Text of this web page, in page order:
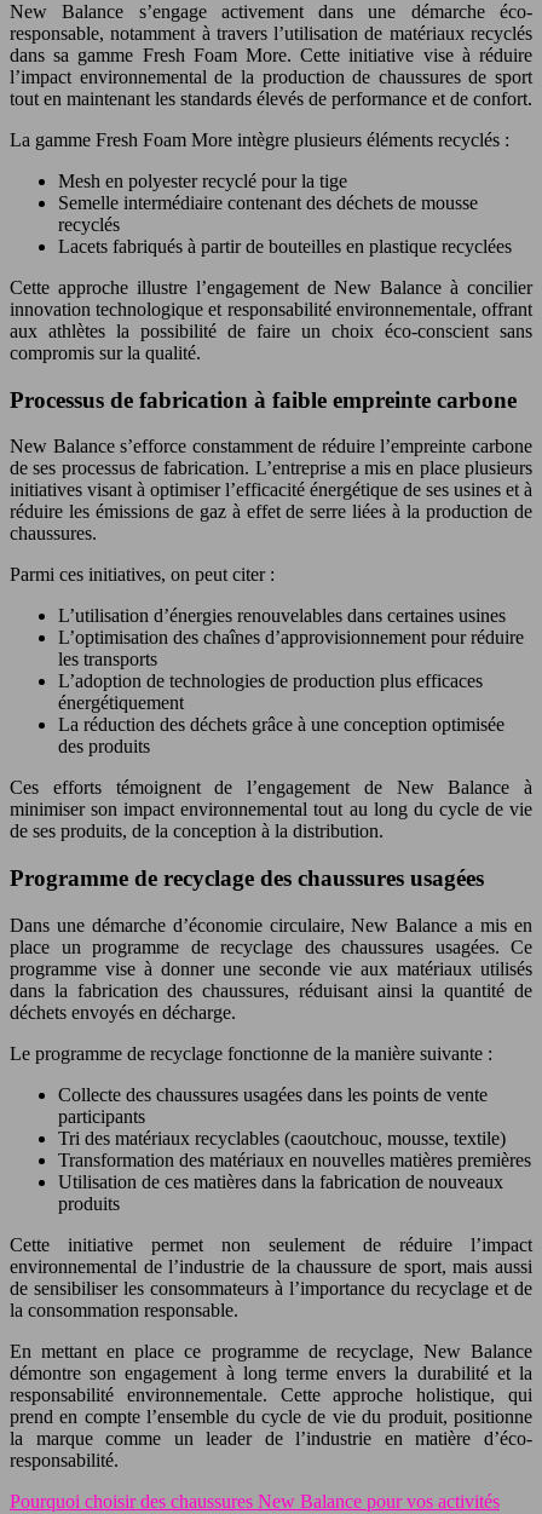
New Balance s’engage activement dans une démarche éco-
responsable, notamment à travers l’utilisation de matériaux recyclés
dans sa gamme Fresh Foam More. Cette initiative vise à réduire
l’impact environnemental de la production de chaussures de sport
tout en maintenant les standards élevés de performance et de confort.
La gamme Fresh Foam More intègre plusieurs éléments recyclés :
Mesh en polyester recyclé pour la tige
Semelle intermédiaire contenant des déchets de mousse
recyclés
Lacets fabriqués à partir de bouteilles en plastique recyclées
Cette approche illustre l’engagement de New Balance à concilier
innovation technologique et responsabilité environnementale, offrant
aux athlètes la possibilité de faire un choix éco-conscient sans
compromis sur la qualité.
Processus de fabrication à faible empreinte carbone
New Balance s’efforce constamment de réduire l’empreinte carbone
de ses processus de fabrication. L’entreprise a mis en place plusieurs
initiatives visant à optimiser l’efficacité énergétique de ses usines et à
réduire les émissions de gaz à effet de serre liées à la production de
chaussures.
Parmi ces initiatives, on peut citer :
L’utilisation d’énergies renouvelables dans certaines usines
L’optimisation des chaînes d’approvisionnement pour réduire
les transports
L’adoption de technologies de production plus efficaces
énergétiquement
La réduction des déchets grâce à une conception optimisée
des produits
Ces efforts témoignent de l’engagement de New Balance à
minimiser son impact environnemental tout au long du cycle de vie
de ses produits, de la conception à la distribution.
Programme de recyclage des chaussures usagées
Dans une démarche d’économie circulaire, New Balance a mis en
place un programme de recyclage des chaussures usagées. Ce
programme vise à donner une seconde vie aux matériaux utilisés
dans la fabrication des chaussures, réduisant ainsi la quantité de
déchets envoyés en décharge.
Le programme de recyclage fonctionne de la manière suivante :
Collecte des chaussures usagées dans les points de vente
participants
Tri des matériaux recyclables (caoutchouc, mousse, textile)
Transformation des matériaux en nouvelles matières premières
Utilisation de ces matières dans la fabrication de nouveaux
produits
Cette initiative permet non seulement de réduire l’impact
environnemental de l’industrie de la chaussure de sport, mais aussi
de sensibiliser les consommateurs à l’importance du recyclage et de
la consommation responsable.
En mettant en place ce programme de recyclage, New Balance
démontre son engagement à long terme envers la durabilité et la
responsabilité environnementale. Cette approche holistique, qui
prend en compte l’ensemble du cycle de vie du produit, positionne
la marque comme un leader de l’industrie en matière d’éco-
responsabilité.
Pourquoi choisir des chaussures New Balance pour vos activités